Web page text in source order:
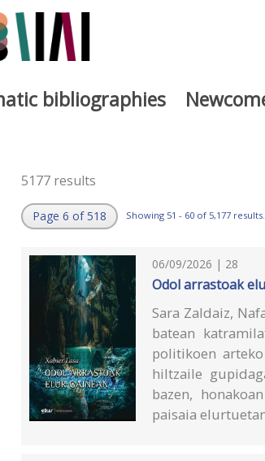
bibliographies
5177 results
Page 6 of 518 Showing 51 - 60 of 5,177 results.
06/09/2026 | 28
Odol arrastoak
Sara Zaldaiz,
batean
politikoen
hiltzaile
bazen,
paisaia